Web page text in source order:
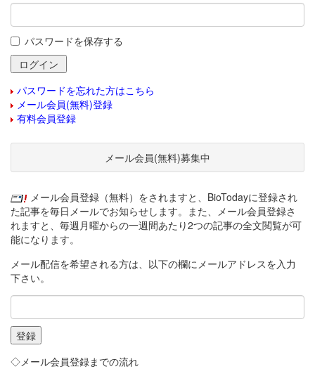
パスワードを保存する
パスワードを忘れた方はこちら
メール会員(無料)登録
有料会員登録
メール会員(無料)募集中
メール会員登録（無料）をされますと、BioTodayに登録され
た記事を毎日メールでお知らせします。また、メール会員登録さ
れますと、毎週月曜からの一週間あたり2つの記事の全文閲覧が可
能になります。
メール配信を希望される方は、以下の欄にメールアドレスを入力
下さい。
◇メール会員登録までの流れ